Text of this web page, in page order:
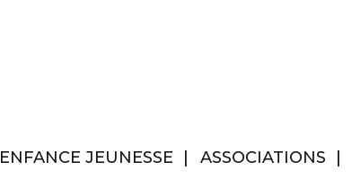
ENFANCE JEUNESSE ASSOCIATIONS